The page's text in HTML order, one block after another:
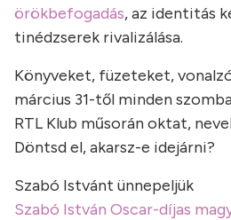
örökbefogadás, az identitás
tinédzserek rivalizálása.
Könyveket, füzeteket,
március 31-től minden
RTL Klub műsorán oktat,
Döntsd el, akarsz-e idejárni?
Szabó Istvánt ünnepeljük
Szabó István Oscar-díjas